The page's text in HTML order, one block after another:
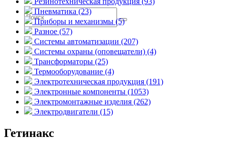
Пневматика (23)
Приборы и механизмы (5)
Разное (57)
Системы автоматизации (207)
Системы охраны (оповещатели) (4)
Трансформаторы (25)
Термооборудование (4)
Электротехническая продукция (191)
Электронные компоненты (1053)
Электромонтажные изделия (262)
Электродвигатели (15)
Гетинакс